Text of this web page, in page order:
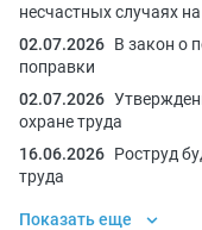
несчастных случаях
02.07.2026 В закон о
поправки
02.07.2026
охране труда
16.06.2026 Роструд
труда
Показать еще